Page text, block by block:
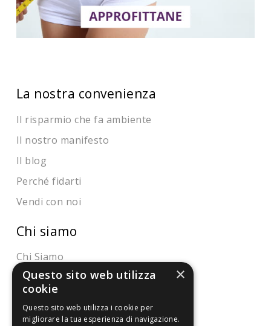
La nostra convenienza
Il risparmio che fa ambiente
Il nostro manifesto
Il blog
Perché fidarti
Vendi con noi
Chi siamo
Chi Siamo
Sostegno e riconoscimenti
Servizio clienti
×
Questo sito web utilizza
cookie
Questo sito web utilizza i cookie per
migliorare la tua esperienza di navigazione.